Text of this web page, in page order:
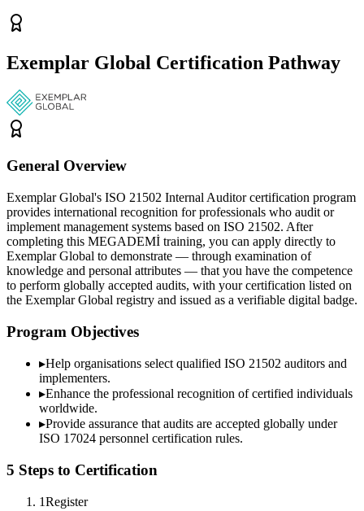
Exemplar Global Certification Pathway
General Overview
Exemplar Global's ISO 21502 Internal Auditor certification program
provides international recognition for professionals who audit or
implement management systems based on ISO 21502. After
completing this MEGADEMİ training, you can apply directly to
Exemplar Global to demonstrate — through examination of
knowledge and personal attributes — that you have the competence
to perform globally accepted audits, with your certification listed on
the Exemplar Global registry and issued as a verifiable digital badge.
Program Objectives
▸Help organisations select qualified ISO 21502 auditors and
implementers.
▸Enhance the professional recognition of certified individuals
worldwide.
▸Provide assurance that audits are accepted globally under
ISO 17024 personnel certification rules.
5 Steps to Certification
1Register